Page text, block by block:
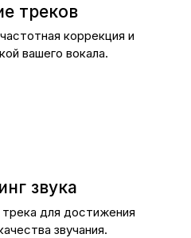
треков
коррекция и
вашего вокала.
звука
для достижения
звучания.